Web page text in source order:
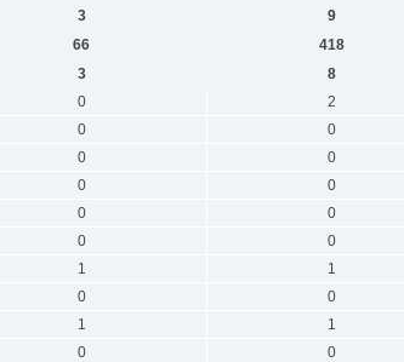
3 9
66 418
3 8
0 2
0 0
0 0
0 0
0 0
0 0
1 1
0 0
1 1
0 0